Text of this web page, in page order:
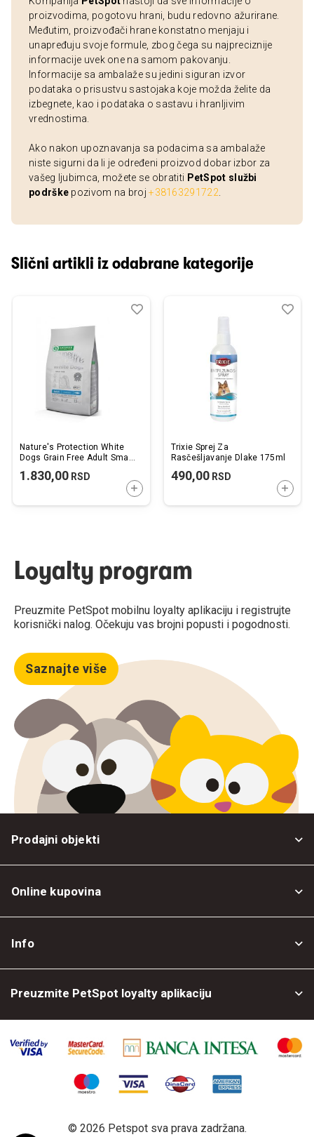
proizvodima, pogotovu hrani, budu redovno ažurirane.
Međutim, proizvođači hrane konstatno menjaju i
unapređuju svoje formule, zbog čega su najpreciznije
informacije uvek one na samom pakovanju.
Informacije sa ambalaže su jedini siguran izvor
podataka o prisustvu sastojaka koje možda želite da
izbegnete, kao i podataka o sastavu i hranljivim
vrednostima.
Ako nakon upoznavanja sa podacima sa ambalaže
niste sigurni da li je određeni proizvod dobar izbor za
vašeg ljubimca, možete se obratiti PetSpot službi
podrške pozivom na broj+38163291722
Slični artikli iz odabrane kategorije
Nature's Protection White
Dogs Grain Free Adult Small
1.830,00 RSD
DODAJTE U KORPU
Dodaj
Uporedi
Trixie Sprej Za
Rasčešljavanje Dlake 175ml
490,00RSD
Loyalty program
Preuzmite PetSpot mobilnu loyalty aplikaciju i registrujte
korisnički nalog. Očekuju vas brojni popusti i pogodnosti.
Saznajte više
Prodajni objekti
Online kupovina
Info
Preuzmite PetSpot loyalty aplikaciju
© 2026 Petspot sva prava zadržana.